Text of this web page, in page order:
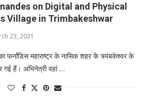
on Digital and Physical
Village in Trimbakeshwar
23, 2021
फर्नांडिस महाराष्ट्र के नासिक शहर के त्र्यंबकेश्वर के
गई हैं। अभिनेत्री वहां …